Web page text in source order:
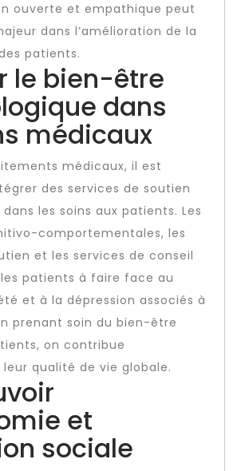
ouverte et empathique peut
dans l’amélioration de la
patients.
le bien-être
dans
médicaux
médicaux, il est
des services de soutien
les soins aux patients. Les
comportementales, les
et les services de conseil
patients à faire face au
et à la dépression associés à
prenant soin du bien-être
on contribue
qualité de vie globale.
et
sociale